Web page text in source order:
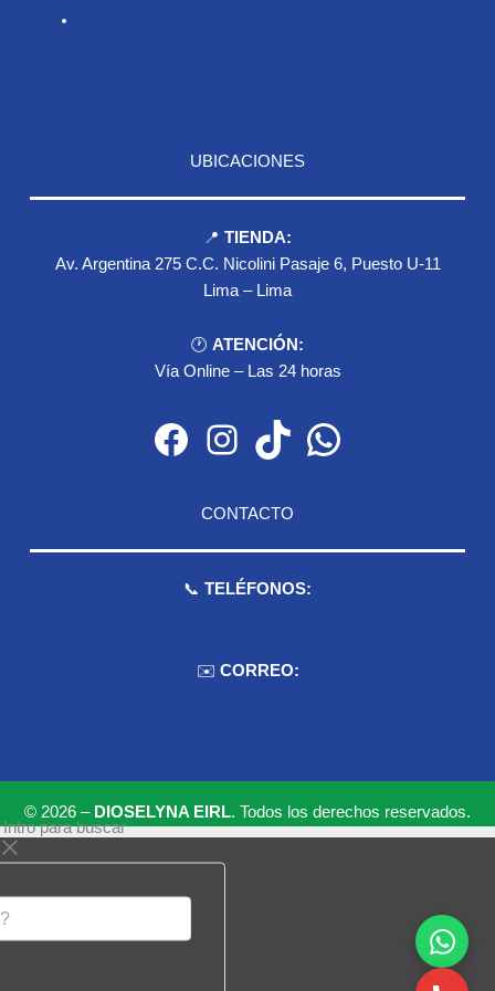
UBICACIONES
📍 TIENDA:
Av. Argentina 275 C.C. Nicolini Pasaje 6, Puesto U-11
Lima – Lima
🕐 ATENCIÓN:
Vía Online – Las 24 horas
Facebook Instagram TikTok WhatsApp
CONTACTO
📞 TELÉFONOS:
✉️ CORREO:
© 2026 – DIOSELYNA EIRL. Todos los derechos reservados.
para buscar